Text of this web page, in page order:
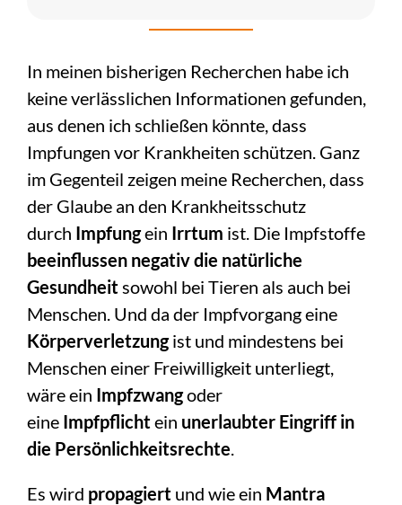
In meinen bisherigen Recherchen habe ich
keine verlässlichen Informationen gefunden,
aus denen ich schließen könnte, dass
Impfungen vor Krankheiten schützen. Ganz
im Gegenteil zeigen meine Recherchen, dass
der Glaube an den Krankheitsschutz
durch Impfungein Irrtum ist. Die Impfstoffe
beeinflussennegativdie natürliche
Gesundheitsowohl bei Tieren als auch bei
Menschen. Und da der Impfvorgang eine
Körperverletzungist und mindestens bei
Menschen einer Freiwilligkeit unterliegt,
wäre ein Impfzwangoder
eine Impfpflichtein unerlaubter Eingriff in
die Persönlichkeitsrechte.
Es wird propagiertund wie ein Mantra